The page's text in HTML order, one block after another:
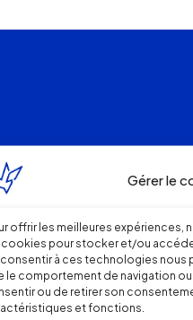
Gérer le
offrir les meilleures
cookies pour stocker et/ou
à ces technologies nous
le comportement de navigation ou
ou de retirer son
et fonctions.